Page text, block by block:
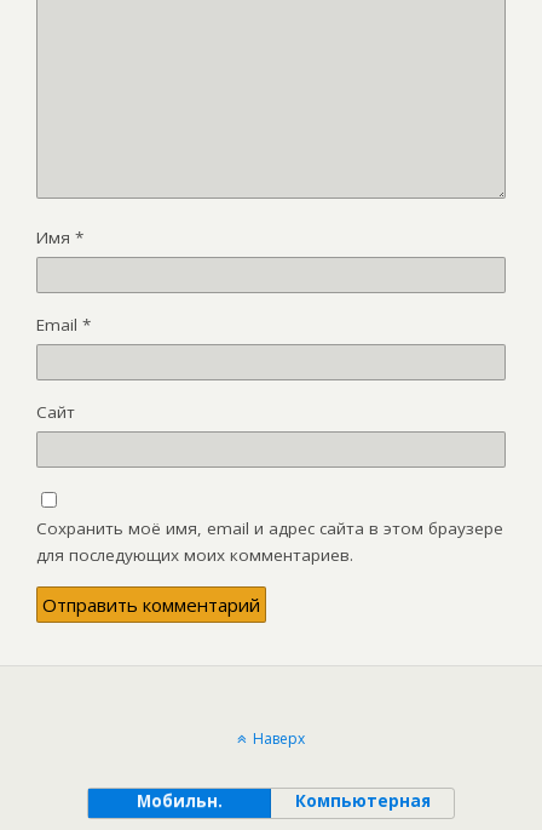
Имя *
Email *
Сайт
Сохранить моё имя, email и адрес сайта в этом браузере
для последующих моих комментариев.
Наверх
Мобильн. Компьютерная